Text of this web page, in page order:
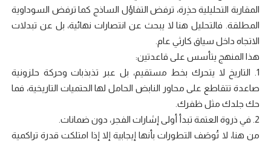
المقاربة التحليلية حذِرة، ترفض التفاؤل الساذج كما ترفض السوداوية
المطلقة. فالتحليل هنا لا يبحث عن انتصارات نهائية، بل عن تبدلات
الاتجاه داخل سياق كارثي عام.
هذا المنهج يتأسس على قاعدتين:
1. التاريخ لا يتحرك بخط مستقيم، بل عبر تذبذبات وحركة حلزونية
صاعدة تتقاطع على محاور النابض الحامل لها الحتميات التاريخية، فما
حك جلدك مثل ظفرك.
2. في ذروة العتمة تبدأ أولى إشارات الفجر، دون ضمانات.
من هنا، لا تُوصَف التطورات بأنها إيجابية إلا إذا امتلكت قدرة تراكمية